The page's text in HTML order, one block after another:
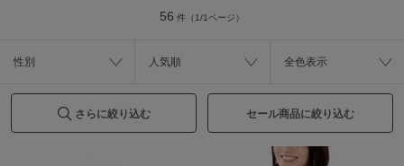
56 件（1/1ページ）
性別 人気順 全色表示
さらに絞り込む セール商品に絞り込む